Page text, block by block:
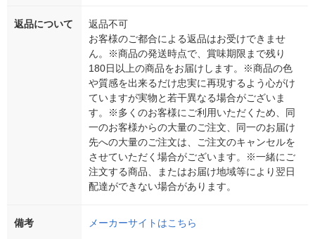
返品について
返品不可
お客様のご都合による返品はお受けできませ
ん。※商品の発送時点で、賞味期限まで残り
180日以上の商品をお届けします。※商品の色
や質感を出来るだけ忠実に再現するよう心がけ
ていますが実物と若干異なる場合がございま
す。※多くのお客様にご利用いただくため、同
一のお客様からの大量のご注文、同一のお届け
先への大量のご注文は、ご注文のキャンセルを
させていただく場合がございます。※一緒にご
注文する商品、またはお届け地域等により翌日
配達ができない場合があります。
備考 メーカーサイトはこちら